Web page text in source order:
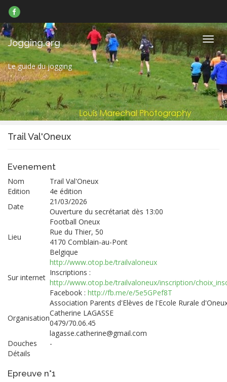
sur
Facebook
Jogging.org
Le guide du jogging
Trail Val'Oneux
Evenement
Nom
Trail Val'Oneux
Edition
4e édition
Date
21/03/2026
Ouverture du secrétariat dès 13:00
Lieu
Football Oneux
Rue du Thier, 50
4170 Comblain-au-Pont
Belgique
Sur internet
http://www.otop.be/trailvaloneux
Inscriptions :
http://www.otop.be/trailvaloneux/inscription/
Facebook : http://fb.me/e/5e5GPef8T
Organisation
Association Parents d'Elèves de l'Ecole Rurale
Catherine LAGASSE
0479/70.06.45
lagasse.catherine@gmail.com
Douches
-
Détails
Epreuve n°1